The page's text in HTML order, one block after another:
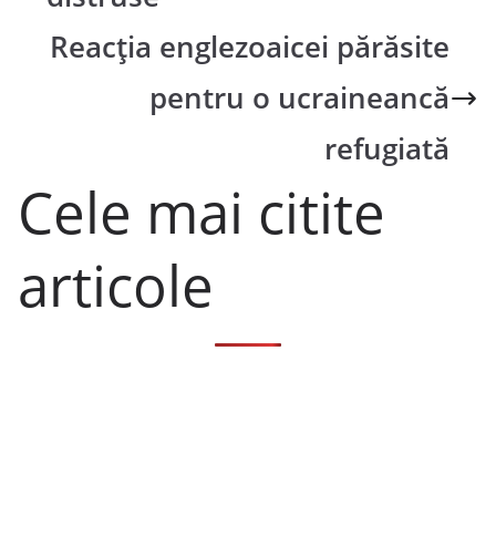
Reacția englezoaicei părăsite
pentru o ucraineancă
refugiată
Cele mai citite
articole